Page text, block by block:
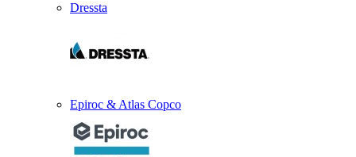
Dressta
Epiroc & Atlas Copco